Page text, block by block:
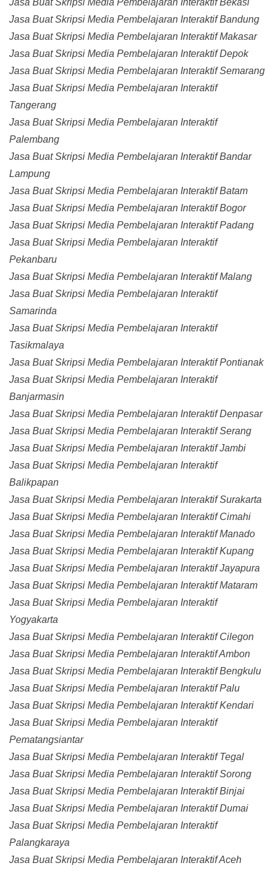
Jasa Buat Skripsi Media Pembelajaran Interaktif Bekasi
Jasa Buat Skripsi Media Pembelajaran Interaktif Bandung
Jasa Buat Skripsi Media Pembelajaran Interaktif Makasar
Jasa Buat Skripsi Media Pembelajaran Interaktif Depok
Jasa Buat Skripsi Media Pembelajaran Interaktif Semarang
Jasa Buat Skripsi Media Pembelajaran Interaktif
Tangerang
Jasa Buat Skripsi Media Pembelajaran Interaktif
Palembang
Jasa Buat Skripsi Media Pembelajaran Interaktif Bandar
Lampung
Jasa Buat Skripsi Media Pembelajaran Interaktif Batam
Jasa Buat Skripsi Media Pembelajaran Interaktif Bogor
Jasa Buat Skripsi Media Pembelajaran Interaktif Padang
Jasa Buat Skripsi Media Pembelajaran Interaktif
Pekanbaru
Jasa Buat Skripsi Media Pembelajaran Interaktif Malang
Jasa Buat Skripsi Media Pembelajaran Interaktif
Samarinda
Jasa Buat Skripsi Media Pembelajaran Interaktif
Tasikmalaya
Jasa Buat Skripsi Media Pembelajaran Interaktif Pontianak
Jasa Buat Skripsi Media Pembelajaran Interaktif
Banjarmasin
Jasa Buat Skripsi Media Pembelajaran Interaktif Denpasar
Jasa Buat Skripsi Media Pembelajaran Interaktif Serang
Jasa Buat Skripsi Media Pembelajaran Interaktif Jambi
Jasa Buat Skripsi Media Pembelajaran Interaktif
Balikpapan
Jasa Buat Skripsi Media Pembelajaran Interaktif Surakarta
Jasa Buat Skripsi Media Pembelajaran Interaktif Cimahi
Jasa Buat Skripsi Media Pembelajaran Interaktif Manado
Jasa Buat Skripsi Media Pembelajaran Interaktif Kupang
Jasa Buat Skripsi Media Pembelajaran Interaktif Jayapura
Jasa Buat Skripsi Media Pembelajaran Interaktif Mataram
Jasa Buat Skripsi Media Pembelajaran Interaktif
Yogyakarta
Jasa Buat Skripsi Media Pembelajaran Interaktif Cilegon
Jasa Buat Skripsi Media Pembelajaran Interaktif Ambon
Jasa Buat Skripsi Media Pembelajaran Interaktif Bengkulu
Jasa Buat Skripsi Media Pembelajaran Interaktif Palu
Jasa Buat Skripsi Media Pembelajaran Interaktif Kendari
Jasa Buat Skripsi Media Pembelajaran Interaktif
Pematangsiantar
Jasa Buat Skripsi Media Pembelajaran Interaktif Tegal
Jasa Buat Skripsi Media Pembelajaran Interaktif Sorong
Jasa Buat Skripsi Media Pembelajaran Interaktif Binjai
Jasa Buat Skripsi Media Pembelajaran Interaktif Dumai
Jasa Buat Skripsi Media Pembelajaran Interaktif
Palangkaraya
Jasa Buat Skripsi Media Pembelajaran Interaktif Aceh